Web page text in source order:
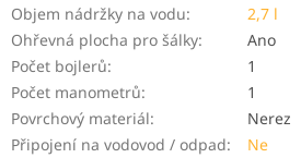
Objem nádržky na vodu:
2,7 l
Ohřevná plocha pro šálky:
Ano
Počet bojlerů:
1
Počet manometrů:
1
Povrchový materiál:
Nerez
Připojení na vodovod / odpad:
Ne